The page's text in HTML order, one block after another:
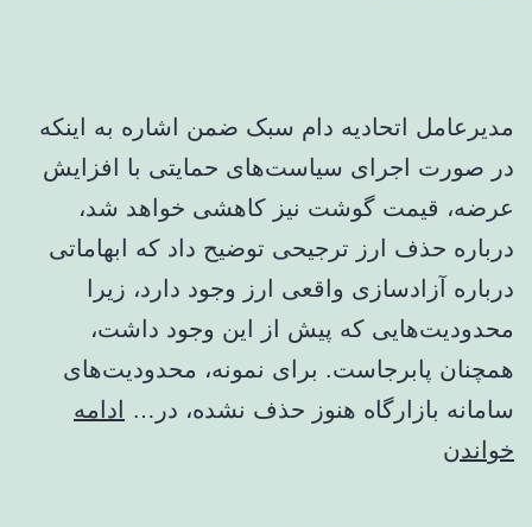
مدیرعامل اتحادیه دام سبک ضمن اشاره به اینکه
در صورت اجرای سیاست‌های حمایتی با افزایش
عرضه، قیمت گوشت نیز کاهشی خواهد شد،
درباره حذف ارز ترجیحی توضیح داد که ابهاماتی
درباره آزادسازی واقعی ارز وجود دارد، زیرا
محدودیت‌هایی که پیش از این وجود داشت،
همچنان پابرجاست. برای نمونه، محدودیت‌های
سامانه بازارگاه هنوز حذف نشده، در… ادامه
خواندن